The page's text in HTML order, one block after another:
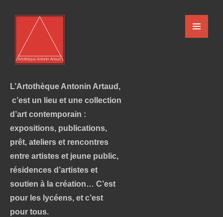
L’Artothèque Antonin Artaud,
c’est un lieu et une collection
d’art contemporain :
expositions, publications,
prêt, ateliers et rencontres
entre artistes et jeune public,
résidences d’artistes et
soutien à la création… C’est
pour les lycéens, et c’est
pour tous.